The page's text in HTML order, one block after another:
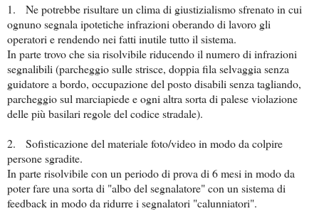
1. Ne potrebbe risultare un clima di giustizialismo sfrenato in cui
ognuno segnala ipotetiche infrazioni oberando di lavoro gli
operatori e rendendo nei fatti inutile tutto il sistema.
In parte trovo che sia risolvibile riducendo il numero di infrazioni
segnalibili (parcheggio sulle strisce, doppia fila selvaggia senza
guidatore a bordo, occupazione del posto disabili senza tagliando,
parcheggio sul marciapiede e ogni altra sorta di palese violazione
delle più basilari regole del codice stradale).
2. Sofisticazione del materiale foto/video in modo da colpire
persone sgradite.
In parte risolvibile con un periodo di prova di 6 mesi in modo da
poter fare una sorta di "albo del segnalatore" con un sistema di
feedback in modo da ridurre i segnalatori "calunniatori".